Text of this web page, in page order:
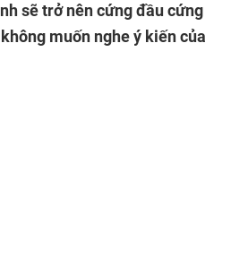
sẽ trở nên cứng đầu cứng
muốn nghe ý kiến của